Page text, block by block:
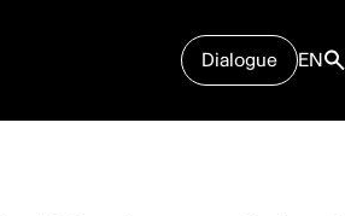
Dialogue EN